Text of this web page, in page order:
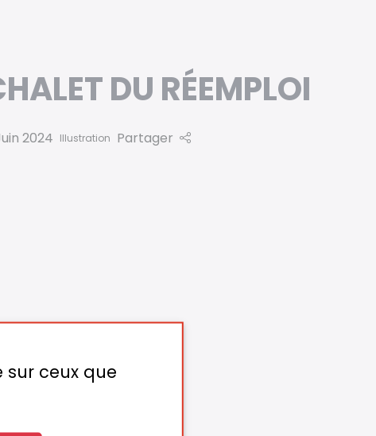
DU RÉEMPLOI
2024 Illustration Partager
sur ceux que